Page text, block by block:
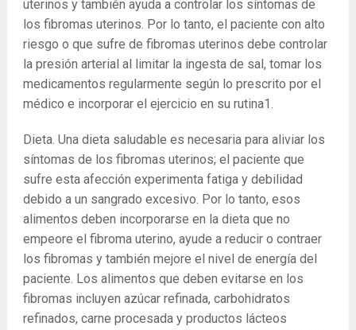
uterinos y también ayuda a controlar los síntomas de
los fibromas uterinos. Por lo tanto, el paciente con alto
riesgo o que sufre de fibromas uterinos debe controlar
la presión arterial al limitar la ingesta de sal, tomar los
medicamentos regularmente según lo prescrito por el
médico e incorporar el ejercicio en su rutina1.
Dieta. Una dieta saludable es necesaria para aliviar los
síntomas de los fibromas uterinos; el paciente que
sufre esta afección experimenta fatiga y debilidad
debido a un sangrado excesivo. Por lo tanto, esos
alimentos deben incorporarse en la dieta que no
empeore el fibroma uterino, ayude a reducir o contraer
los fibromas y también mejore el nivel de energía del
paciente. Los alimentos que deben evitarse en los
fibromas incluyen azúcar refinada, carbohidratos
refinados, carne procesada y productos lácteos